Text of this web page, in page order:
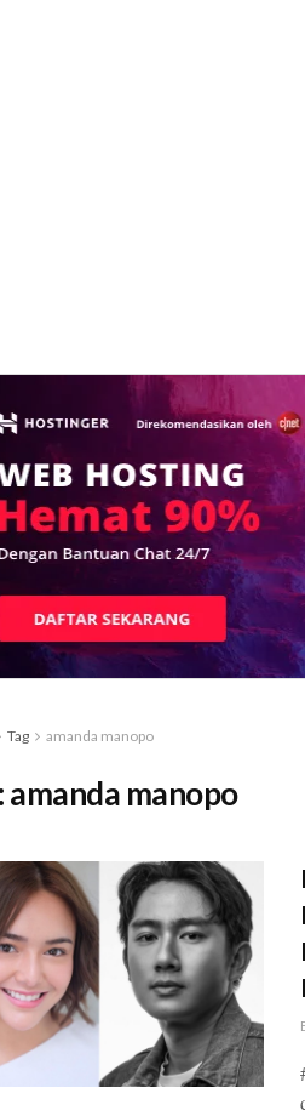
Tag amanda manopo
amanda manopo